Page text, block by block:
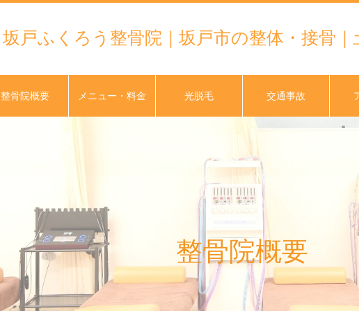
坂戸ふくろう整骨院｜坂戸市の整体・接骨｜
整骨院概要 メニュー・料金 光脱毛 交通事故
整骨院概要